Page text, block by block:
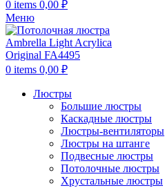
0 items 0,00 ₽
Меню
0 items 0,00 ₽
Люстры
Большие люстры
Каскадные люстры
Люстры-вентиляторы
Люстры на штанге
Подвесные люстры
Потолочные люстры
Хрустальные люстры